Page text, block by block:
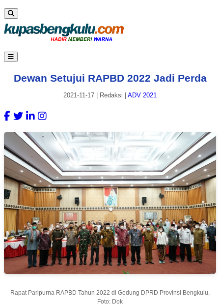
Dewan Setujui RAPBD 2022 Jadi Perda
2021-11-17 Redaksi ADV 2021
Rapat Paripurna RAPBD Tahun 2022 di Gedung DPRD Provinsi Bengkulu,
Foto: Dok